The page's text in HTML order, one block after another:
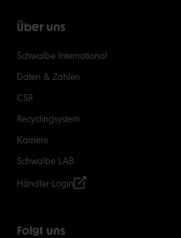
Über uns
Schwalbe International
Daten & Zahlen
CSR
Recyclingsystem
Karriere
Schwalbe LAB
Händler-Login
Folgt uns